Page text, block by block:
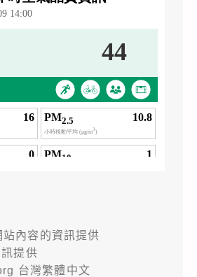
站內容的資訊提供
提供
台灣繁體中文